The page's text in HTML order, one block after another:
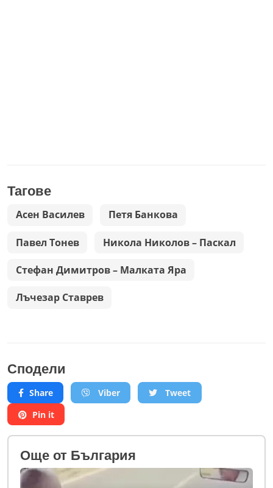
Тагове
Асен Василев Петя Банкова
Павел Тонев Никола Николов – Паскал
Стефан Димитров – Малката Яра
Лъчезар Ставрев
Сподели
Share Viber
Tweet
Pin it
Oще от България